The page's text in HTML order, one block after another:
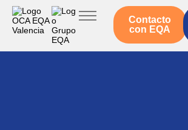
Inicio
Servicios OCA Valencia
Contacto
con EQA